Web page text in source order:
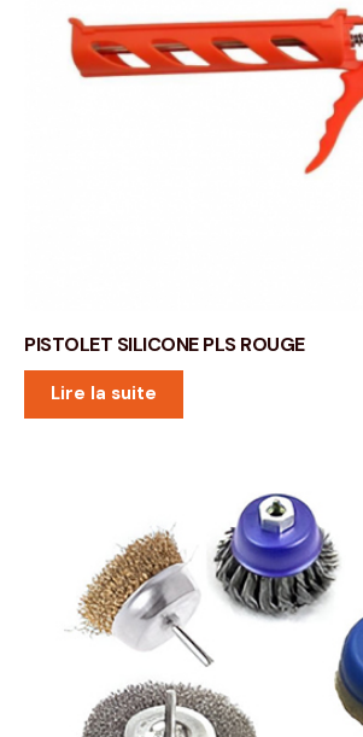
PISTOLET SILICONE PLS ROUGE
Lire la suite